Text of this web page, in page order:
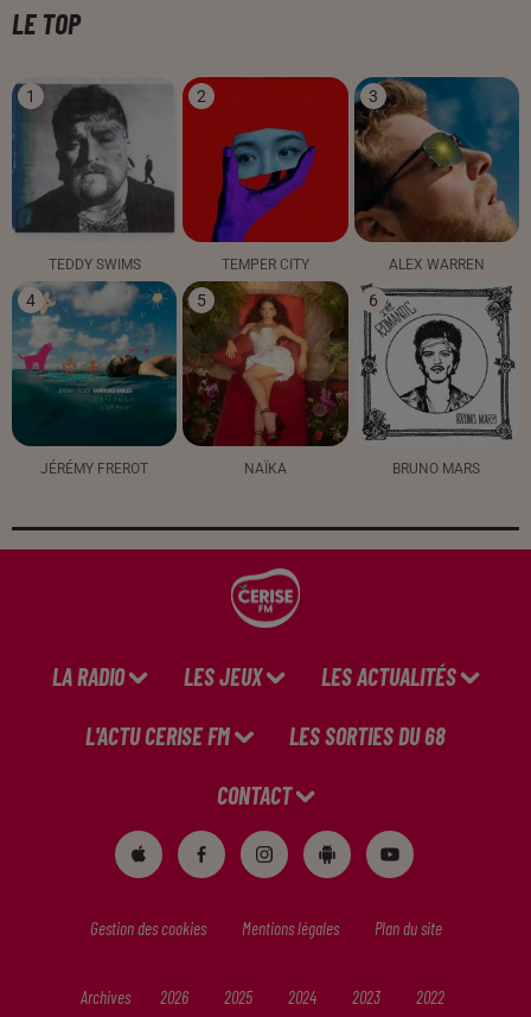
LE TOP
1
TEDDY SWIMS
2
TEMPER CITY
3
ALEX WARREN
4
JÉRÉMY FREROT
5
NAÏKA
6
BRUNO MARS
LA RADIO LES JEUX LES ACTUALITÉS
L'ACTU CERISE FM LES SORTIES DU 68
CONTACT
Gestion des cookies Mentions légales Plan du site
Archives 2026 2025 2024 2023 2022